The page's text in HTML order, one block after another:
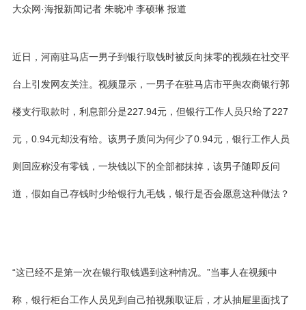
大众网·海报新闻记者 朱晓冲 李硕琳 报道
近日，河南驻马店一男子到银行取钱时被反向抹零的视频在社交平
台上引发网友关注。视频显示，一男子在驻马店市平舆农商银行郭
楼支行取款时，利息部分是227.94元，但银行工作人员只给了227
元，0.94元却没有给。该男子质问为何少了0.94元，银行工作人员
则回应称没有零钱，一块钱以下的全部都抹掉，该男子随即反问
道，假如自己存钱时少给银行九毛钱，银行是否会愿意这种做法？
“这已经不是第一次在银行取钱遇到这种情况。”当事人在视频中
称，银行柜台工作人员见到自己拍视频取证后，才从抽屉里面找了